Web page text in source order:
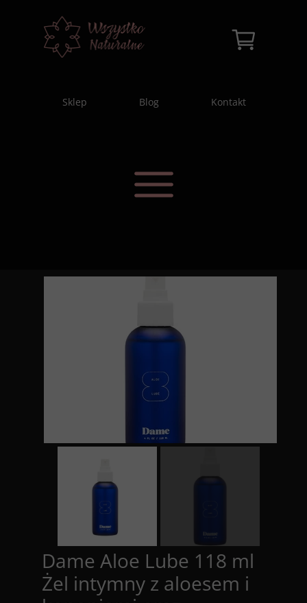
Sklep Blog Kontakt
Dame Aloe Lube 118 ml
Żel intymny z aloesem i